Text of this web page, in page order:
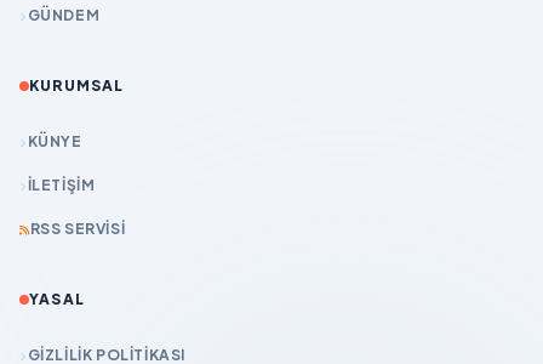
GÜNDEM
KURUMSAL
KÜNYE
İLETIŞIM
RSS SERVISI
YASAL
GIZLILIK POLITIKASI